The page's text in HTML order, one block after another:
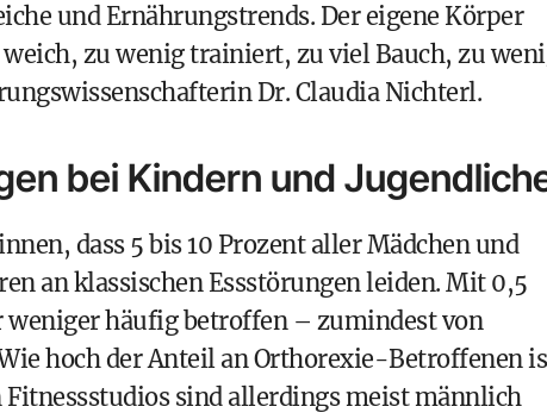
und Ernährungstrends. Der eigene Körper
zu wenig trainiert, zu viel Bauch, zu
Dr. Claudia Nichterl.
bei Kindern und
dass 5 bis 10 Prozent aller Mädchen und
an klassischen Essstörungen leiden. Mit 0,5
weniger häufig betroffen – zumindest von
hoch der Anteil an Orthorexie-Betroffenen
sind allerdings meist männlich